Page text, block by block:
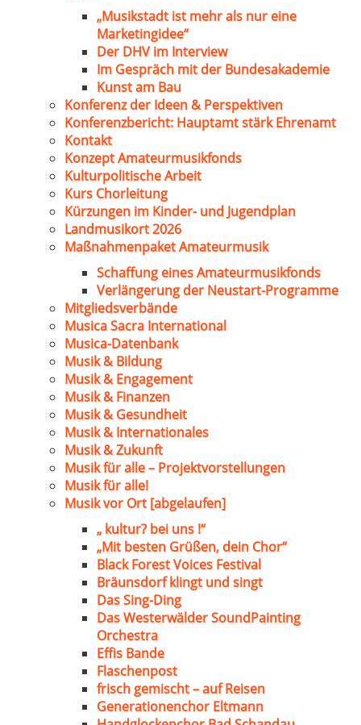
„Musikstadt ist mehr als nur eine
Marketingidee“
Der DHV im Interview
Im Gespräch mit der Bundesakademie
Kunst am Bau
Konferenz der Ideen & Perspektiven
Konferenzbericht: Hauptamt stärk Ehrenamt
Kontakt
Konzept Amateurmusikfonds
Kulturpolitische Arbeit
Kurs Chorleitung
Kürzungen im Kinder- und Jugendplan
Landmusikort 2026
Maßnahmenpaket Amateurmusik
Schaffung eines Amateurmusikfonds
Verlängerung der Neustart-Programme
Mitgliedsverbände
Musica Sacra International
Musica-Datenbank
Musik & Bildung
Musik & Engagement
Musik & Finanzen
Musik & Gesundheit
Musik & Internationales
Musik & Zukunft
Musik für alle – Projektvorstellungen
Musik für alle!
Musik vor Ort [abgelaufen]
„ kultur? bei uns !“
„Mit besten Grüßen, dein Chor“
Black Forest Voices Festival
Bräunsdorf klingt und singt
Das Sing-Ding
Das Westerwälder SoundPainting
Orchestra
Effis Bande
Flaschenpost
frisch gemischt – auf Reisen
Generationenchor Eltmann